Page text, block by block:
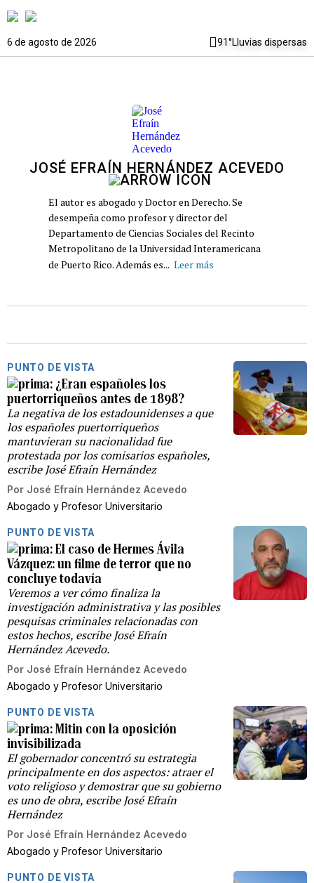
6 de agosto de 2026 91°Lluvias dispersas
JOSÉ EFRAÍN HERNÁNDEZ ACEVEDO
El autor es abogado y Doctor en Derecho. Se
desempeña como profesor y director del
Departamento de Ciencias Sociales del Recinto
Metropolitano de la Universidad Interamericana
de Puerto Rico. Además es... Leer más
PUNTO DE VISTA
¿Eran españoles los
puertorriqueños antes de 1898?
La negativa de los estadounidenses a que
los españoles puertorriqueños
mantuvieran su nacionalidad fue
protestada por los comisarios españoles,
escribe José Efraín Hernández
Por José Efraín Hernández Acevedo
Abogado y Profesor Universitario
PUNTO DE VISTA
El caso de Hermes Ávila
Vázquez: un filme de terror que no
concluye todavía
Veremos a ver cómo finaliza la
investigación administrativa y las posibles
pesquisas criminales relacionadas con
estos hechos, escribe José Efraín
Hernández Acevedo.
Por José Efraín Hernández Acevedo
Abogado y Profesor Universitario
PUNTO DE VISTA
Mitin con la oposición
invisibilizada
El gobernador concentró su estrategia
principalmente en dos aspectos: atraer el
voto religioso y demostrar que su gobierno
es uno de obra, escribe José Efraín
Hernández
Por José Efraín Hernández Acevedo
Abogado y Profesor Universitario
PUNTO DE VISTA